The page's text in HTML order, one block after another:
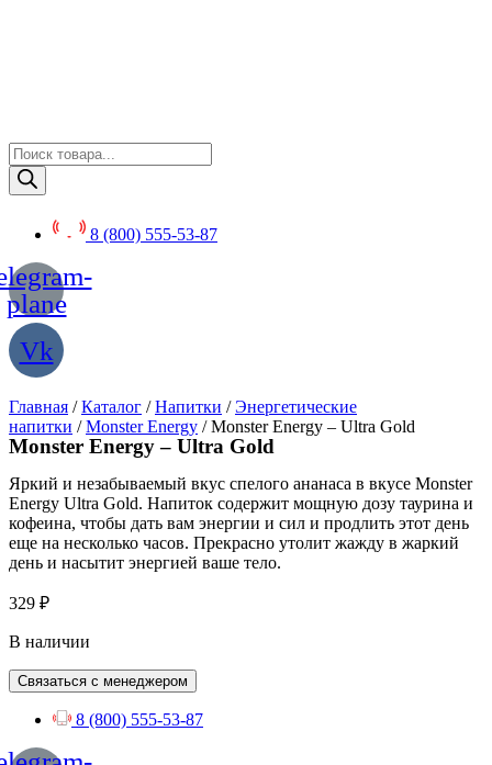
Поиск
товаров
8 (800) 555-53-87
plane
Vk
Главная /Каталог /Напитки /Энергетические
напитки /Monster Energy / Monster Energy – Ultra Gold
Monster Energy – Ultra Gold
Яркий и незабываемый вкус спелого ананаса в вкусе Monster
Energy Ultra Gold. Напиток содержит мощную дозу таурина и
кофеина, чтобы дать вам энергии и сил и продлить этот день
еще на несколько часов. Прекрасно утолит жажду в жаркий
день и насытит энергией ваше тело.
329 ₽
В наличии
Связаться с менеджером
8 (800) 555-53-87